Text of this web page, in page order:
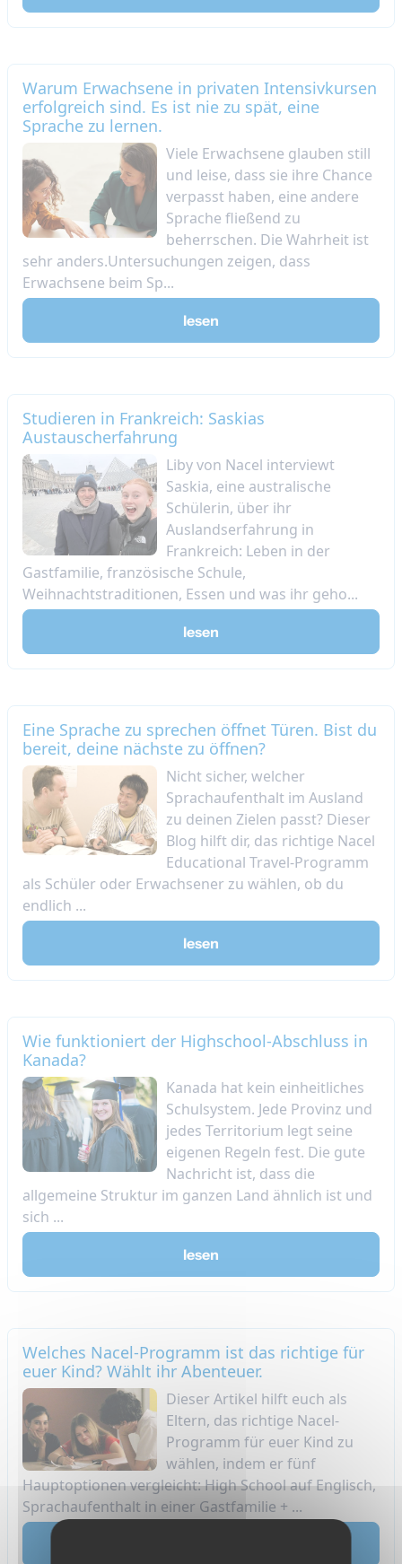
Warum Erwachsene in privaten Intensivkursen
erfolgreich sind. Es ist nie zu spät, eine
Sprache zu lernen.
Viele Erwachsene glauben still
und leise, dass sie ihre Chance
verpasst haben, eine andere
Sprache fließend zu
beherrschen. Die Wahrheit ist
sehr anders.Untersuchungen zeigen, dass
Erwachsene beim Sp...
lesen
Studieren in Frankreich: Saskias
Austauscherfahrung
Liby von Nacel interviewt
Saskia, eine australische
Schülerin, über ihr
Auslandserfahrung in
Frankreich: Leben in der
Gastfamilie, französische Schule,
Weihnachtstraditionen, Essen und was ihr geho...
lesen
Eine Sprache zu sprechen öffnet Türen. Bist du
bereit, deine nächste zu öffnen?
Nicht sicher, welcher
Sprachaufenthalt im Ausland
zu deinen Zielen passt? Dieser
Blog hilft dir, das richtige Nacel
Educational Travel-Programm
als Schüler oder Erwachsener zu wählen, ob du
endlich ...
lesen
Wie funktioniert der Highschool-Abschluss in
Kanada?
Kanada hat kein einheitliches
Schulsystem. Jede Provinz und
jedes Territorium legt seine
eigenen Regeln fest. Die gute
Nachricht ist, dass die
allgemeine Struktur im ganzen Land ähnlich ist und
sich ...
lesen
Welches Nacel-Programm ist das richtige für
euer Kind? Wählt ihr Abenteuer.
Dieser Artikel hilft euch als
Eltern, das richtige Nacel-
Programm für euer Kind zu
wählen, indem er fünf
Hauptoptionen vergleicht: High School auf Englisch,
Sprachaufenthalt in einer Gastfamilie + ...